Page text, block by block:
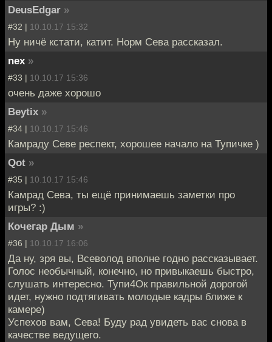
DeusEdgar »
#32 | 10.10.17 15:32
Ну ничё кстати, катит. Норм Сева рассказал.
nex »
#33 | 10.10.17 15:36
очень даже хорошо
Beytix »
#34 | 10.10.17 15:46
Камраду Севе респект, хорошее начало на Тупичке )
Qot »
#35 | 10.10.17 15:46
Камрад Сева, ты ещё принимаешь заметки про
игры? :)
Кочегар Дым »
#36 | 10.10.17 16:06
Да ну, зря вы, Всеволод вполне годно рассказывает.
Голос необычный, конечно, но привыкаешь быстро,
слушать интересно. Тупи4Ок правильной дорогой
идет, нужно подтягивать молодые кадры ближе к
камере)
Успехов вам, Сева! Буду рад увидеть вас снова в
качестве ведущего.